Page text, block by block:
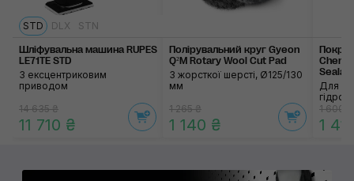
STD DLX STN
Шліфувальна машина RUPES
LE71TE STD
З ексцентриковим
приводом
14 635 ₴
11 710 ₴
Полірувальний круг Gyeon
Q²M Rotary Wool Cut Pad
З жорсткої шерсті, Ø125/130
мм
1 265 ₴
1 140 ₴
Sealant
Для
1 600 ₴
1